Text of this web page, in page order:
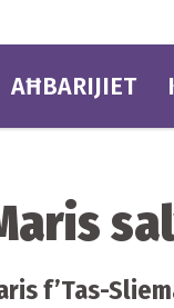
AĦBARIJIET
f’Tas-